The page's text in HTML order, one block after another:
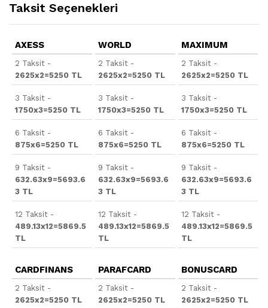
Taksit Seçenekleri
AXESS
2 Taksit -
2625x2=5250 TL
3 Taksit -
1750x3=5250 TL
6 Taksit -
875x6=5250 TL
9 Taksit -
632.63x9=5693.6
3 TL
12 Taksit -
489.13x12=5869.5
TL
WORLD
2 Taksit -
2625x2=5250 TL
3 Taksit -
1750x3=5250 TL
6 Taksit -
875x6=5250 TL
9 Taksit -
632.63x9=5693.6
3 TL
12 Taksit -
489.13x12=5869.5
TL
MAXIMUM
2 Taksit -
2625x2=5250 TL
3 Taksit -
1750x3=5250 TL
6 Taksit -
875x6=5250 TL
9 Taksit -
632.63x9=5693.6
3 TL
12 Taksit -
489.13x12=5869.5
TL
CARDFINANS
2 Taksit -
2625x2=5250 TL
PARAFCARD
2 Taksit -
2625x2=5250 TL
BONUSCARD
2 Taksit -
2625x2=5250 TL